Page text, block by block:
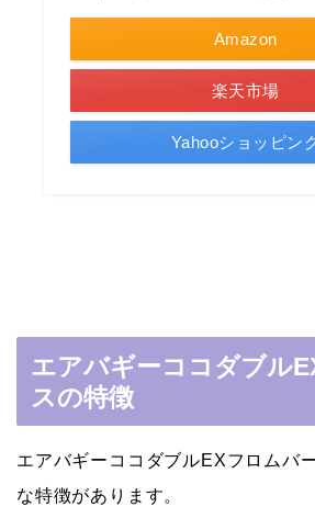
Amazon
楽天市場
Yahooショッピン
エアバギーココダブル
スの特徴
エアバギーココダブルEXフロムバ
な特徴があります。